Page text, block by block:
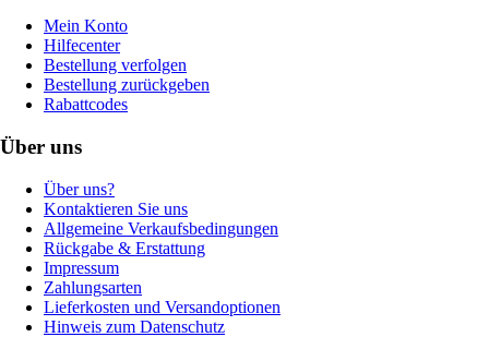
Mein Konto
Hilfecenter
Bestellung verfolgen
Bestellung zurückgeben
Rabattcodes
Über uns
Über uns?
Kontaktieren Sie uns
Allgemeine Verkaufsbedingungen
Rückgabe & Erstattung
Impressum
Zahlungsarten
Lieferkosten und Versandoptionen
Hinweis zum Datenschutz